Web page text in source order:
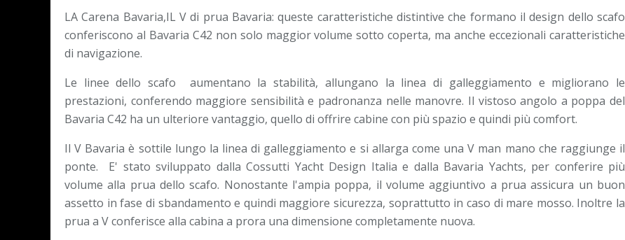
LA Carena Bavaria,IL V di prua Bavaria: queste caratteristiche distintive che formano il design dello scafo
conferiscono al Bavaria C42 non solo maggior volume sotto coperta, ma anche eccezionali caratteristiche
di navigazione.
Le linee dello scafo aumentano la stabilità, allungano la linea di galleggiamento e migliorano le
prestazioni, conferendo maggiore sensibilità e padronanza nelle manovre. Il vistoso angolo a poppa del
Bavaria C42 ha un ulteriore vantaggio, quello di offrire cabine con più spazio e quindi più comfort.
Il V Bavaria è sottile lungo la linea di galleggiamento e si allarga come una V man mano che raggiunge il
ponte. E' stato sviluppato dalla Cossutti Yacht Design Italia e dalla Bavaria Yachts, per conferire più
volume alla prua dello scafo. Nonostante l'ampia poppa, il volume aggiuntivo a prua assicura un buon
assetto in fase di sbandamento e quindi maggiore sicurezza, soprattutto in caso di mare mosso. Inoltre la
prua a V conferisce alla cabina a prora una dimensione completamente nuova.